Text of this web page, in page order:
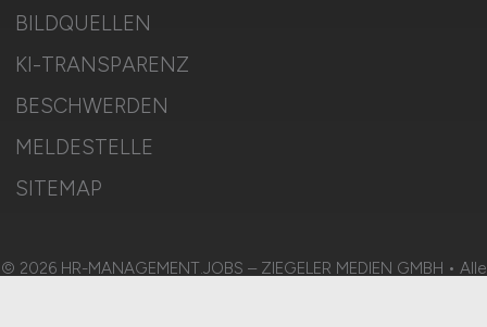
BILDQUELLEN
KI-TRANSPARENZ
BESCHWERDEN
MELDESTELLE
SITEMAP
© 2026 HR-MANAGEMENT.JOBS – ZIEGELER MEDIEN GMBH • Alle